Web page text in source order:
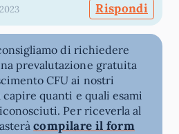
Rispondi
di richiedere
prevalutazione gratuita
CFU ai nostri
quanti e quali esami
Per riceverla al
compilare il form